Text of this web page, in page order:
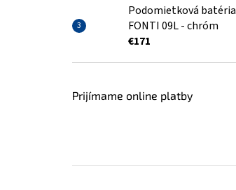
Podomietková batéria
FONTI 09L - chróm
€171
Prijímame online platby